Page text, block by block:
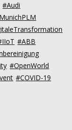
#Audi
#ABB
#OpenWorld
#COVID-19